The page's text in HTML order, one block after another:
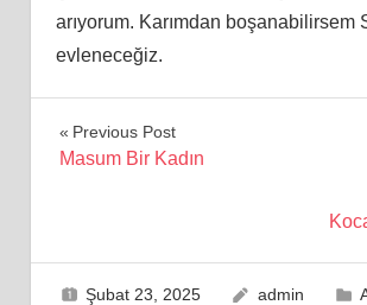
arıyorum. Karımdan boşanabilirsem
evleneceğiz.
Yazı
Previous Post
Masum Bir Kadın
Şubat 23, 2025 admin